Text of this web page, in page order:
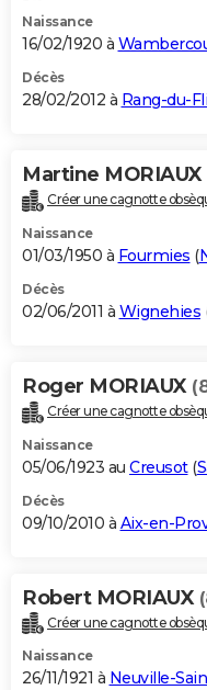
Naissance
16/02/1920 à
Décès
28/02/2012 à Rang-du-
Martine MORIAUX
Créer une cagnotte
Naissance
01/03/1950 à Fourmies (
Décès
02/06/2011 à Wignehies
Roger MORIAUX
Créer une cagnotte
Naissance
05/06/1923 au Creusot(
Décès
09/10/2010 à Aix-en-
Robert MORIAUX
Créer une cagnotte
Naissance
26/11/1921 à Neuville-